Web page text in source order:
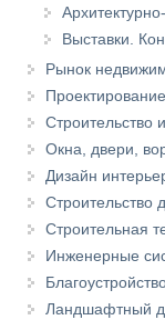
Выставки.
Рынок
Строительство
Окна, двери,
Дизайн
Строительство
Строительная
Инженерные
Ландшафтный